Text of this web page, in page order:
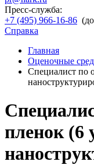
Пресс-служба:
+7 (495) 966-16-86
Справка
Главная
Оценочные
Специалист по
пленок (6